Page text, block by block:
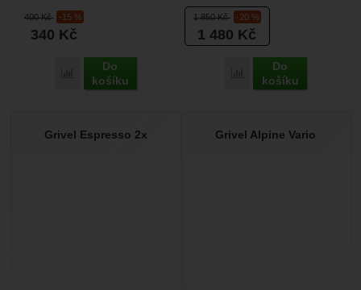
400Kč -15 %
340 Kč
Přidat 'Grivel Simple Vario' k porovnání
Do
košíku
pokud není...
1 850Kč -20 %
1 480 Kč
Přidat 'Grivel Razor Ice
Do
košíku
systémem výměnných čepelí -
Grivel Vario....
Grivel Espresso 2x Grivel Alpine Vario